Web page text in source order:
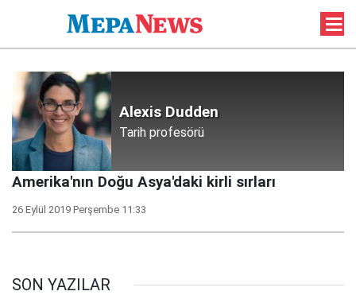
Alexis Dudden
Tarih profesörü
Amerika'nın Doğu Asya'daki kirli sırları
26 Eylül 2019 Perşembe 11:33
SON YAZILAR